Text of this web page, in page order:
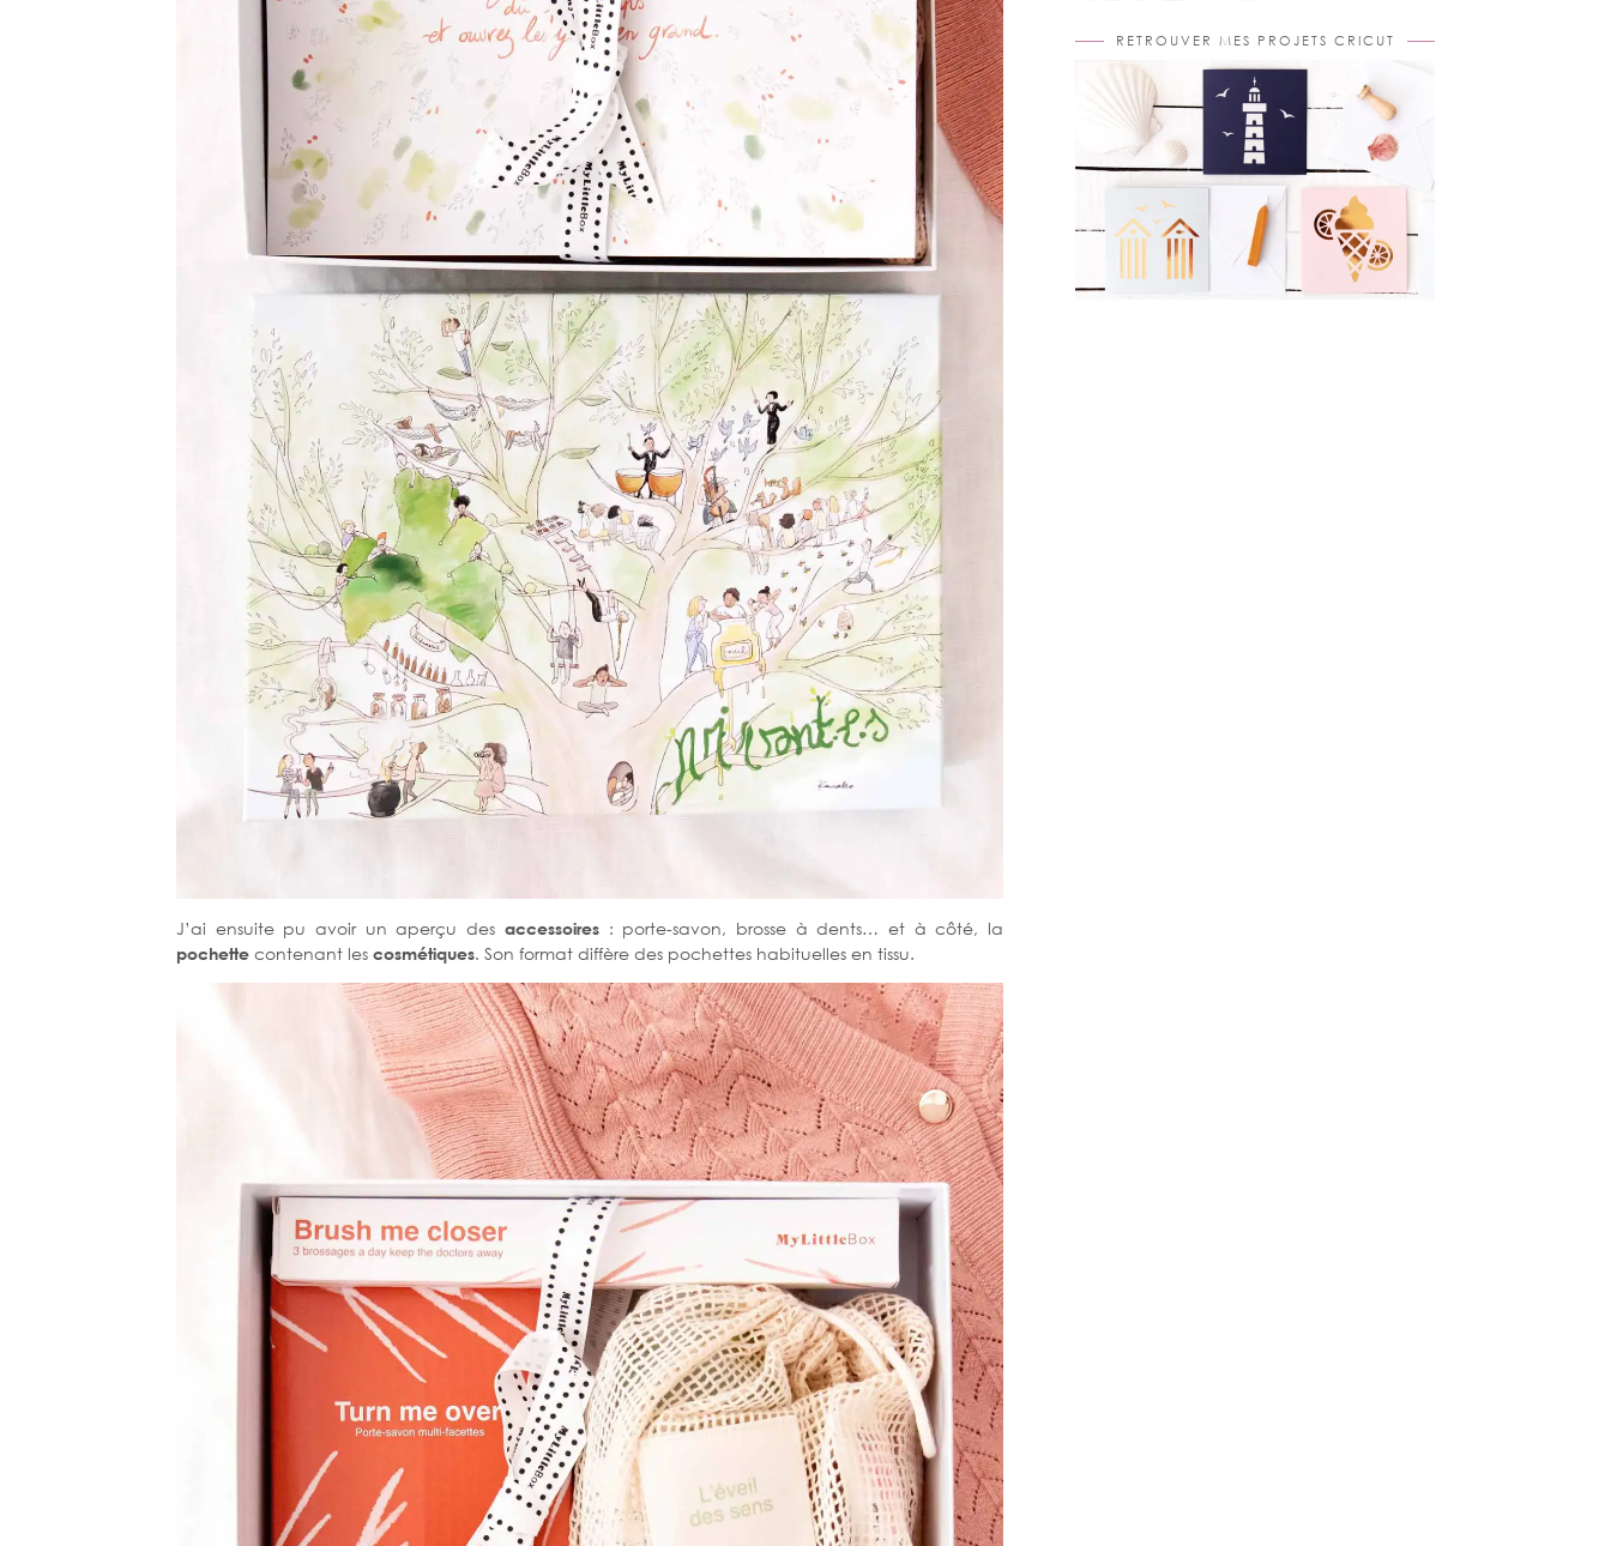
J’ai ensuite pu avoir un aperçu des accessoires: porte-savon, brosse à dents… et à côté, la
pochette contenant les cosmétiques. Son format diffère des pochettes habituelles en tissu.
RETROUVER MES PROJETS CRICUT